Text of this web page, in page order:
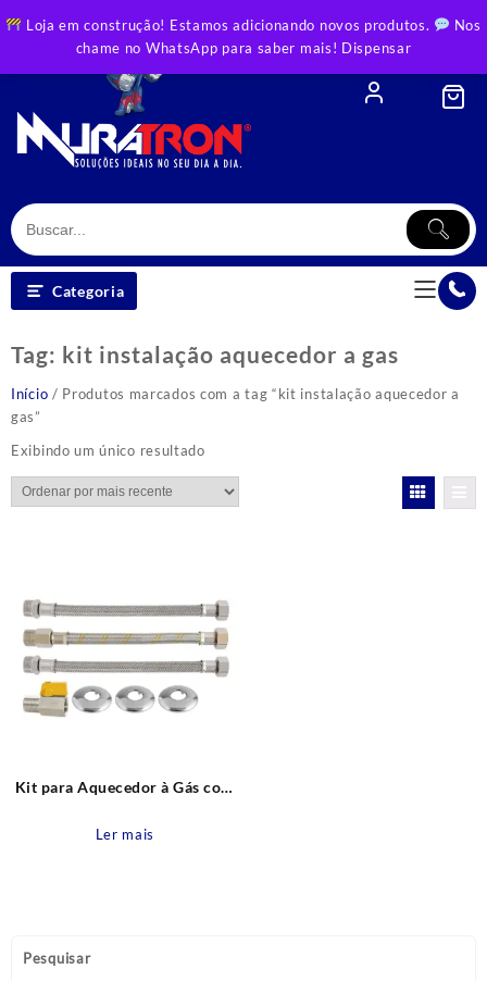
Loja em construção! Estamos adicionando novos produtos.
Nos
chame no WhatsApp para saber mais! Dispensar
to
Categoria
Pesquisar
Tag: kit instalação aquecedor a gas
Início / Produtos marcados com a tag “kit instalação aquecedor a
gas”
Exibindo um único resultado
Kit para Aquecedor à Gás com
Rosca 1/2″ BSP (F) x Rosca
Ler mais